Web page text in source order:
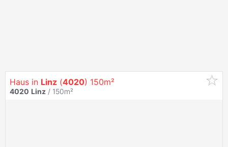
Haus in Linz (4020) 150m²
4020 Linz / 150m²